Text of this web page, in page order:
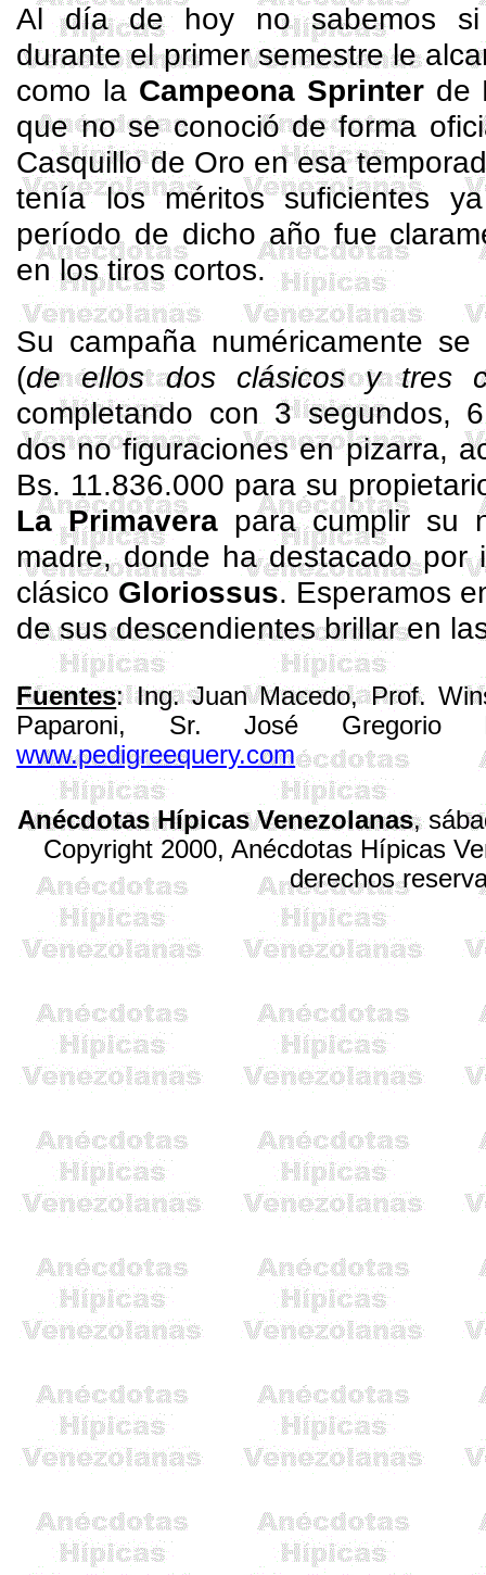
Al día de hoy no sabemos si
durante el primer semestre le
como la Campeona Sprinterde
que no se conoció de forma
Casquillo de Oro en esa
tenía los méritos suficientes
período de dicho año fue
en los tiros cortos.
Su campaña numéricamente
(de ellos dos clásicos y tres
completando con 3 segundos,
dos no figuraciones en pizarra,
Bs. 11.836.000 para su
La Primavera para cumplir su
madre, donde ha destacado por
clásico Gloriossus. Esperamos
de sus descendientes brillar en
Fuentes: Ing. Juan Macedo, Prof.
Paparoni, Sr. José Gregorio
www.pedigreequery.com
Anécdotas Hípicas Venezolanas,
Copyright 2000, Anécdotas Hípicas
derechos